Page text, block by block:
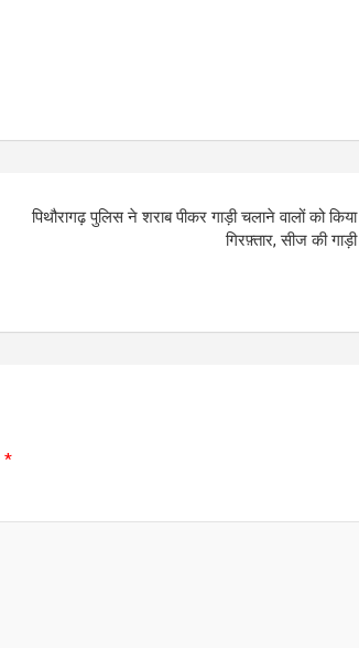
पिथौरागढ़ पुलिस ने शराब पीकर गाड़ी चलाने वालों को किया
गिरफ़्तार, सीज की गाड़ी
*